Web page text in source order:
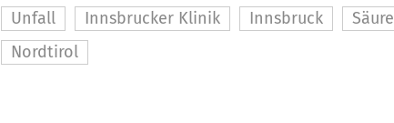
Unfall
Innsbrucker Klinik Innsbruck Säure
Nordtirol